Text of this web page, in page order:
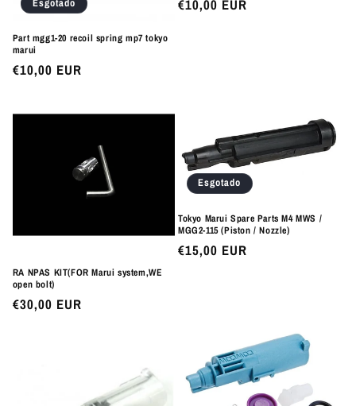
Part mgg1-20 recoil spring mp7 tokyo
marui
Preço
€10,00 EUR
Preço
€10,00 EUR
RA NPAS KIT(FOR Marui system,WE
open bolt)
Preço
€30,00 EUR
Esgotado
Tokyo Marui Spare Parts M4 MWS /
MGG2-115 (Piston / Nozzle)
Preço
€15,00 EUR